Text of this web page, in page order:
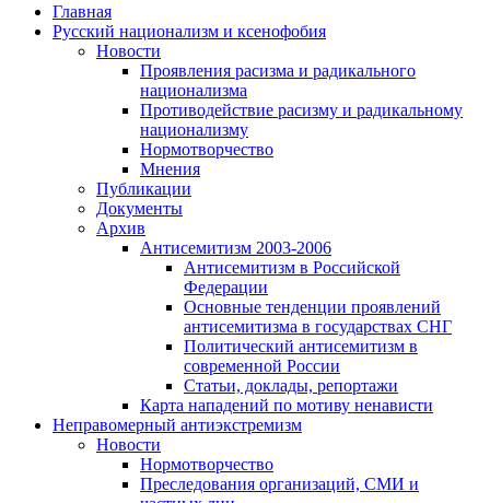
Главная
Русский национализм и ксенофобия
Новости
Проявления расизма и радикального
национализма
Противодействие расизму и радикальному
национализму
Нормотворчество
Мнения
Публикации
Документы
Архив
Антисемитизм 2003-2006
Антисемитизм в Российской
Федерации
Основные тенденции проявлений
антисемитизма в государствах СНГ
Политический антисемитизм в
современной России
Статьи, доклады, репортажи
Карта нападений по мотиву ненависти
Неправомерный антиэкстремизм
Новости
Нормотворчество
Преследования организаций, СМИ и